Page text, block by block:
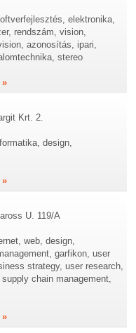
elektronika,
rendszám, vision,
azonosítás, ipari,
stereo
Krt. 2.
design,
U. 119/A
web, design,
garfikon, user
strategy, user research,
chain management,